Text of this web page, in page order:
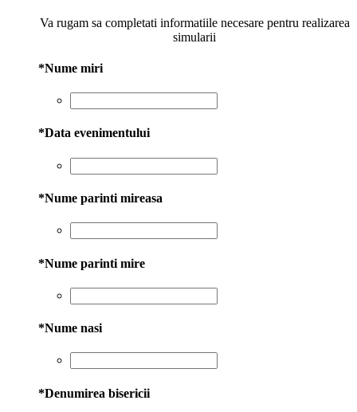
Va rugam sa completati informatiile necesare pentru realizarea
simularii
*Nume miri
*Data evenimentului
*Nume parinti mireasa
*Nume parinti mire
*Nume nasi
*Denumirea bisericii